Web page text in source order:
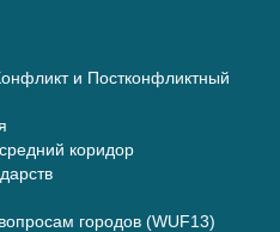
и Постконфликтный
коридор
городов (WUF13)